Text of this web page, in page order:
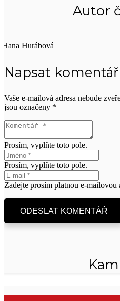
Autor
Hana Hurábová
Napsat komentář
Vaše e-mailová adresa nebude
jsou označeny *
Prosím, vyplňte toto pole.
Prosím, vyplňte toto pole.
Zadejte prosím platnou e-mailovou
ODESLAT KOMENTÁŘ